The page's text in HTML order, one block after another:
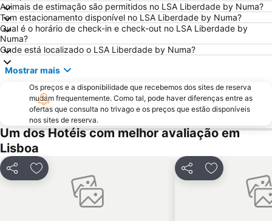
da Figueirinha
Marquês de Pombal
Estádio do Restelo
Praia das Maçãs
Fonte da Telha
Praia Tróia Mar
Praia da Ericeira
Campo Grande
Lagoa de Albufeira
do Ouro Sesimbra
Tróia Beach
Alcântara
Praia da Caparica
Chiado
Fundaçao Champalimaud
Praça do Rossio
Gare do Oriente
Centro Comercial Vasco da Gama
Estádio José Alvalade
Animais de estimação são permitidos no LSA Liberdade by Numa?
Tem estacionamento disponível no LSA Liberdade by Numa?
Qual é o horário de check-in e check-out no LSA Liberdade by
Numa?
Onde está localizado o LSA Liberdade by Numa?
Mostrar mais
Os preços e a disponibilidade que recebemos dos sites de reserva
mudam frequentemente. Como tal, pode haver diferenças entre as
ofertas que consulta no trivago e os preços que estão disponíveis
nos sites de reserva.
Um dos Hotéis com melhor avaliação em
Lisboa
PartilharAdicionar aos favoritos PartilharAdicionar